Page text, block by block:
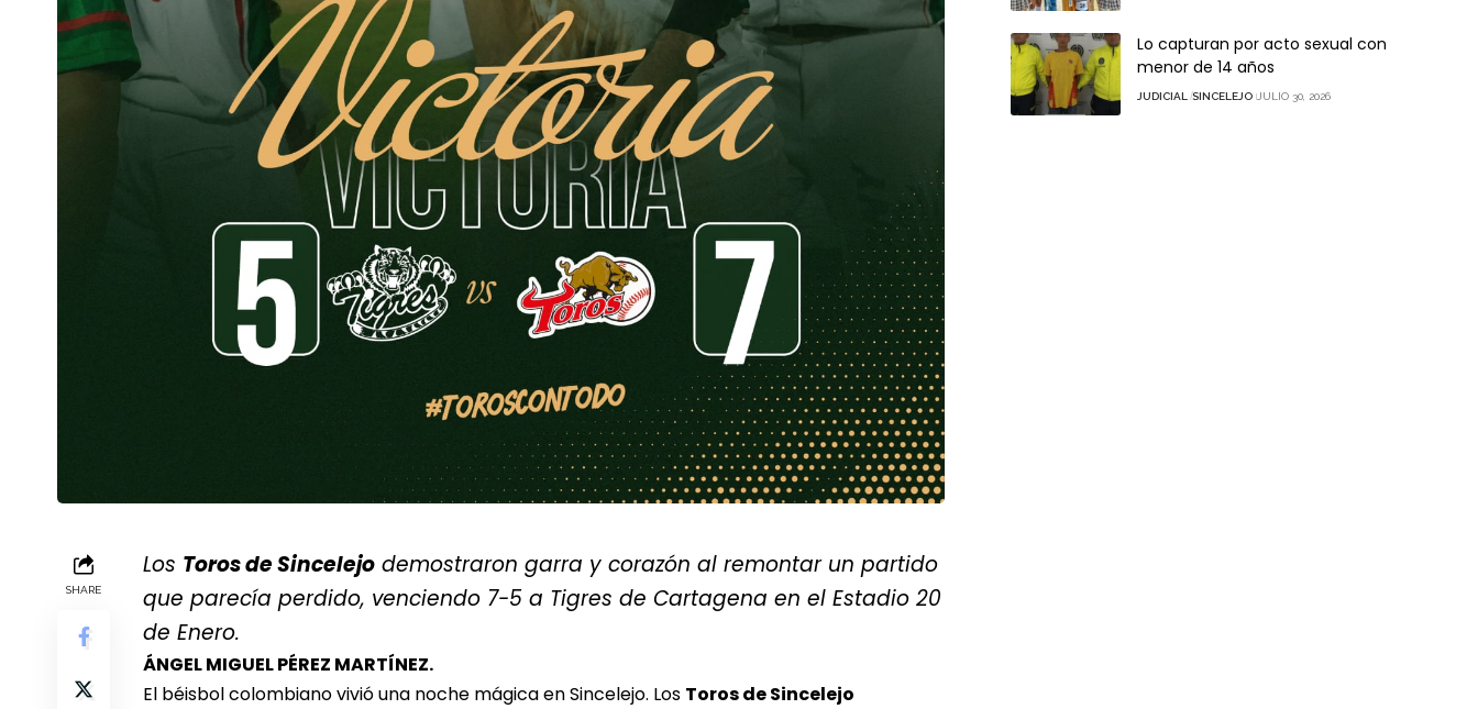
SHARE
Los Toros de Sincelejo demostraron garra y corazón al remontar un partido
que parecía perdido, venciendo 7-5 a Tigres de Cartagena en el Estadio 20
de Enero.
ÁNGEL MIGUEL PÉREZ MARTÍNEZ.
El béisbol colombiano vivió una noche mágica en Sincelejo. Los Toros de Sincelejo
Lo capturan por acto sexual con
menor de 14 años
JUDICIAL SINCELEJO JULIO 30, 2026